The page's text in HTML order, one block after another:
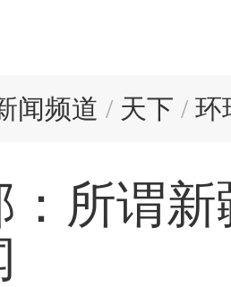
闻频道 / 天下 / 环
：所谓